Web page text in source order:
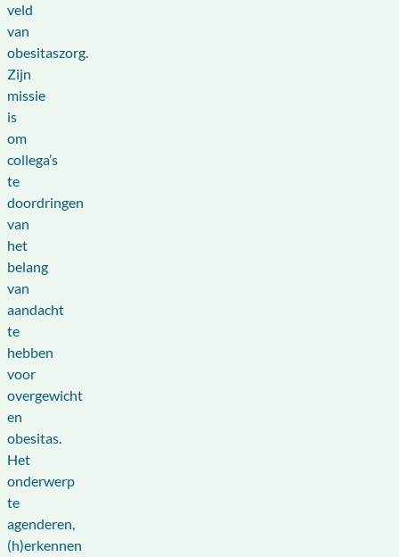
veld
van
obesitaszorg.
Zijn
missie
is
om
collega’s
te
doordringen
van
het
belang
van
aandacht
te
hebben
voor
overgewicht
en
obesitas.
Het
onderwerp
te
agenderen,
(h)erkennen